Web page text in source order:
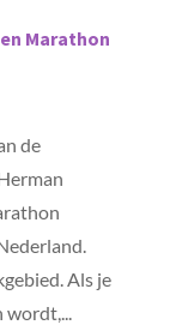
Marathon
de
Als je